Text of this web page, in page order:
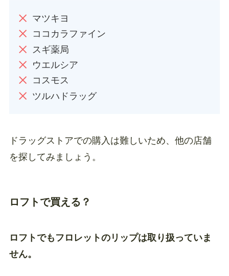
マツキヨ
ココカラファイン
スギ薬局
ウエルシア
コスモス
ツルハドラッグ
ドラッグストアでの購入は難しいため、他の店舗
を探してみましょう。
ロフトで買える？
ロフトでもフロレットのリップは取り扱っていま
せん。